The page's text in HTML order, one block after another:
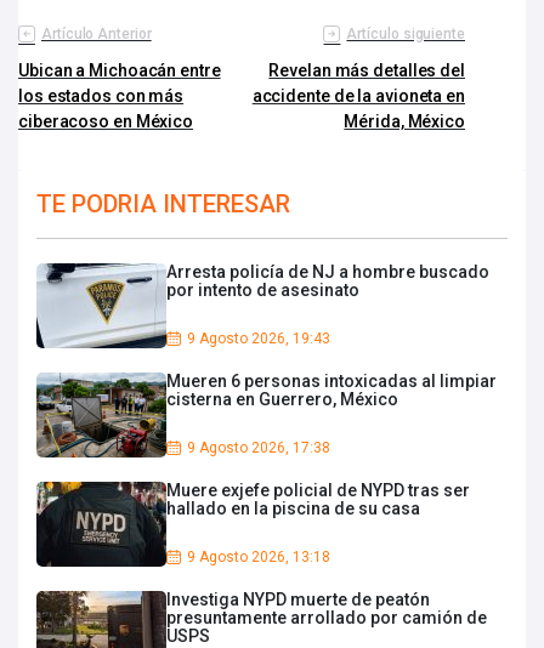
Artículo Anterior
Ubican a Michoacán entre
los estados con más
ciberacoso en México
Artículo siguiente
Revelan más detalles del
accidente de la avioneta en
Mérida, México
TE PODRIA INTERESAR
Arresta policía de NJ a hombre buscado
por intento de asesinato
9 Agosto 2026, 19:43
Mueren 6 personas intoxicadas al limpiar
cisterna en Guerrero, México
9 Agosto 2026, 17:38
Muere exjefe policial de NYPD tras ser
hallado en la piscina de su casa
9 Agosto 2026, 13:18
Investiga NYPD muerte de peatón
presuntamente arrollado por camión de
USPS